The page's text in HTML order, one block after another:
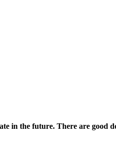
in the future. There are good